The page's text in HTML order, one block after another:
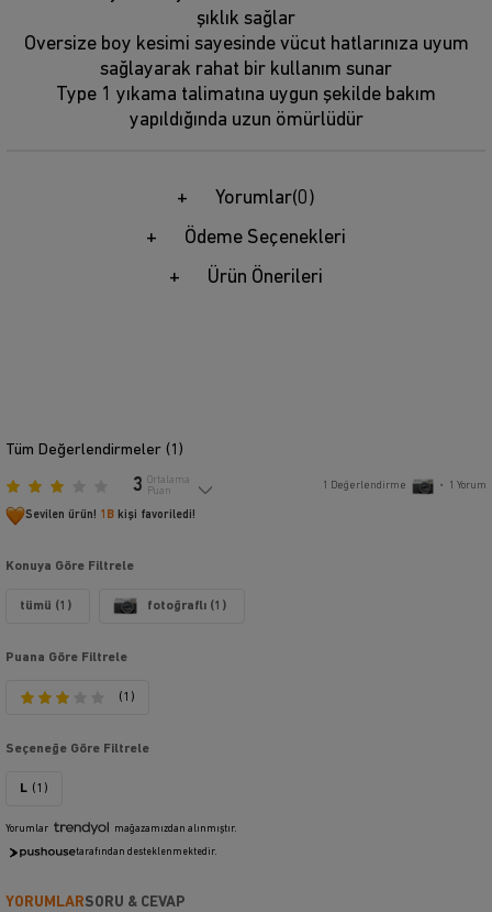
şıklık sağlar
Oversize boy kesimi sayesinde vücut hatlarınıza uyum
sağlayarak rahat bir kullanım sunar
Type 1 yıkama talimatına uygun şekilde bakım
yapıldığında uzun ömürlüdür
Yorumlar(0)
Ödeme Seçenekleri
Ürün Önerileri
Tüm Değerlendirmeler ( 1 )
3 Ortalama
Puan
1 Değerlendirme • 1 Yorum
Sevilen ürün! 1B kişi favoriledi!
Konuya Göre Filtrele
tümü (1) fotoğraflı (1)
Puana Göre Filtrele
(1)
Seçeneğe Göre Filtrele
L (1)
Yorumlar mağazamızdan alınmıştır.
tarafından desteklenmektedir.
YORUMLARSORU & CEVAP